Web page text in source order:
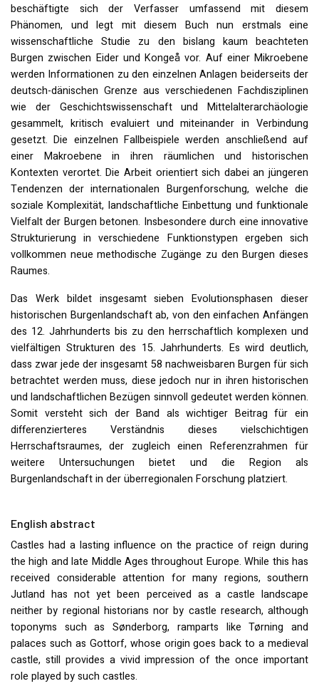
beschäftigte sich der Verfasser umfassend mit diesem
Phänomen, und legt mit diesem Buch nun erstmals eine
wissenschaftliche Studie zu den bislang kaum beachteten
Burgen zwischen Eider und Kongeå vor. Auf einer Mikroebene
werden Informationen zu den einzelnen Anlagen beiderseits der
deutsch-dänischen Grenze aus verschiedenen Fachdisziplinen
wie der Geschichtswissenschaft und Mittelalterarchäologie
gesammelt, kritisch evaluiert und miteinander in Verbindung
gesetzt. Die einzelnen Fallbeispiele werden anschließend auf
einer Makroebene in ihren räumlichen und historischen
Kontexten verortet. Die Arbeit orientiert sich dabei an jüngeren
Tendenzen der internationalen Burgenforschung, welche die
soziale Komplexität, landschaftliche Einbettung und funktionale
Vielfalt der Burgen betonen. Insbesondere durch eine innovative
Strukturierung in verschiedene Funktionstypen ergeben sich
vollkommen neue methodische Zugänge zu den Burgen dieses
Raumes.
Das Werk bildet insgesamt sieben Evolutionsphasen dieser
historischen Burgenlandschaft ab, von den einfachen Anfängen
des 12. Jahrhunderts bis zu den herrschaftlich komplexen und
vielfältigen Strukturen des 15. Jahrhunderts. Es wird deutlich,
dass zwar jede der insgesamt 58 nachweisbaren Burgen für sich
betrachtet werden muss, diese jedoch nur in ihren historischen
und landschaftlichen Bezügen sinnvoll gedeutet werden können.
Somit versteht sich der Band als wichtiger Beitrag für ein
differenzierteres Verständnis dieses vielschichtigen
Herrschaftsraumes, der zugleich einen Referenzrahmen für
weitere Untersuchungen bietet und die Region als
Burgenlandschaft in der überregionalen Forschung platziert.
English abstract
Castles had a lasting influence on the practice of reign during
the high and late Middle Ages throughout Europe. While this has
received considerable attention for many regions, southern
Jutland has not yet been perceived as a castle landscape
neither by regional historians nor by castle research, although
toponyms such as Sønderborg, ramparts like Tørning and
palaces such as Gottorf, whose origin goes back to a medieval
castle, still provides a vivid impression of the once important
role played by such castles.